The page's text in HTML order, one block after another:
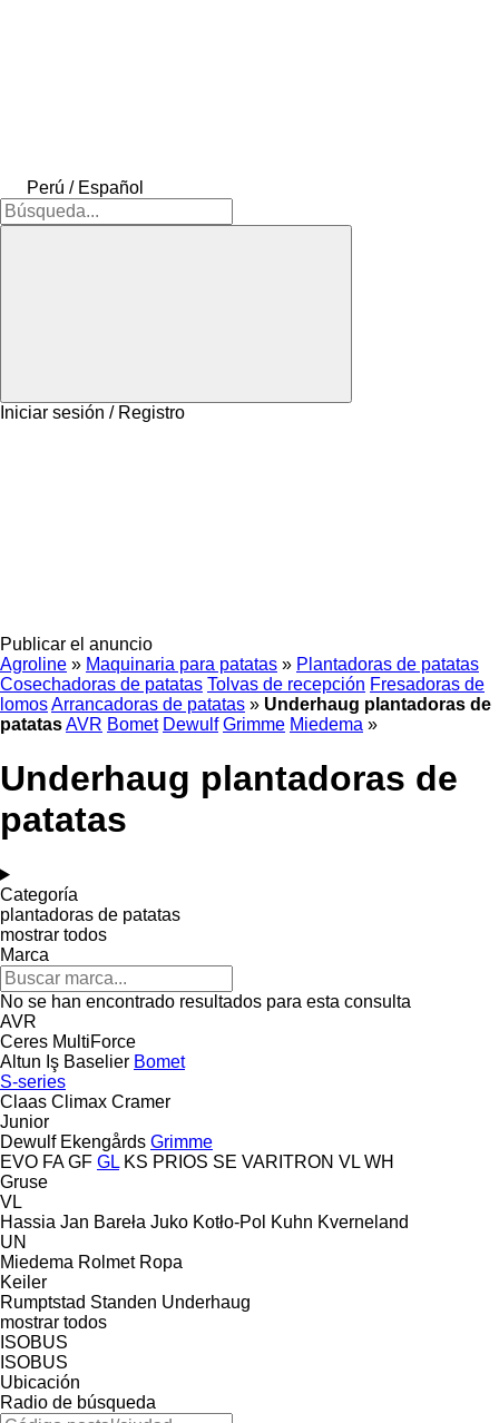
Perú / Español
Iniciar sesión / Registro
Publicar el anuncio
Agroline » Maquinaria para patatas » Plantadoras de patatas
Cosechadoras de patatas Tolvas de recepción Fresadoras de
lomosArrancadoras de patatas » Underhaug plantadoras de
patatasAVR Bomet Dewulf Grimme Miedema »
Underhaug plantadoras de
patatas
Categoría
plantadoras de patatas
mostrar todos
Marca
No se han encontrado resultados para esta consulta
AVR
Ceres MultiForce
Altun Iş Baselier Bomet
S-series
Claas Climax Cramer
Junior
Dewulf Ekengårds Grimme
EVO FA GF GL KS PRIOS SE VARITRON VL WH
Gruse
VL
Hassia Jan Bareła Juko Kotło-Pol Kuhn Kverneland
UN
Miedema Rolmet Ropa
Keiler
Rumptstad Standen Underhaug
mostrar todos
ISOBUS
ISOBUS
Ubicación
Radio de búsqueda